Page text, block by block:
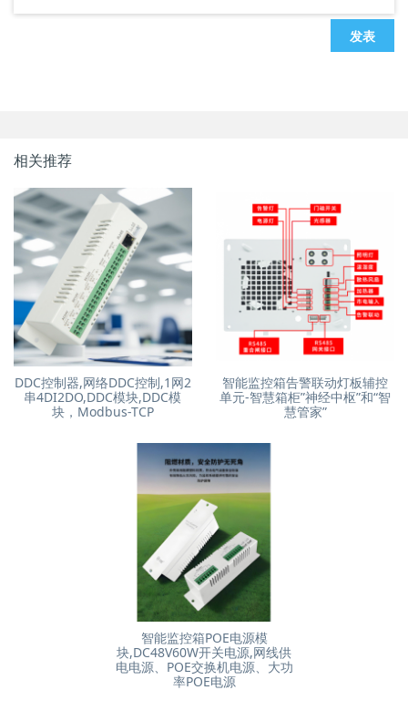
发表
相关推荐
DDC控制器,网络DDC控制,1网2
串4DI2DO,DDC模块,DDC模
块，Modbus-TCP
智能监控箱告警联动灯板辅控
单元-智慧箱柜”神经中枢”和“智
慧管家”
智能监控箱POE电源模
块,DC48V60W开关电源,网线供
电电源、POE交换机电源、大功
率POE电源